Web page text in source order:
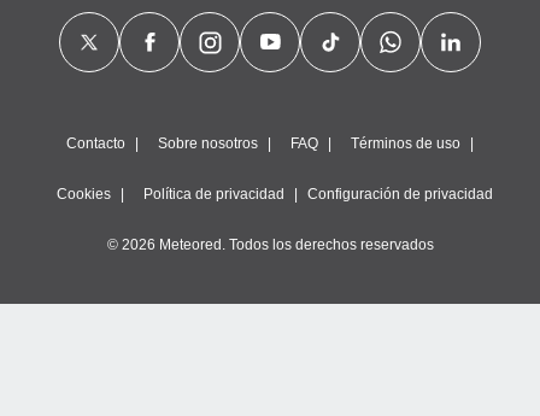
Contacto Sobre nosotros FAQ Términos de uso
Cookies Política de privacidad Configuración de privacidad
© 2026 Meteored. Todos los derechos reservados